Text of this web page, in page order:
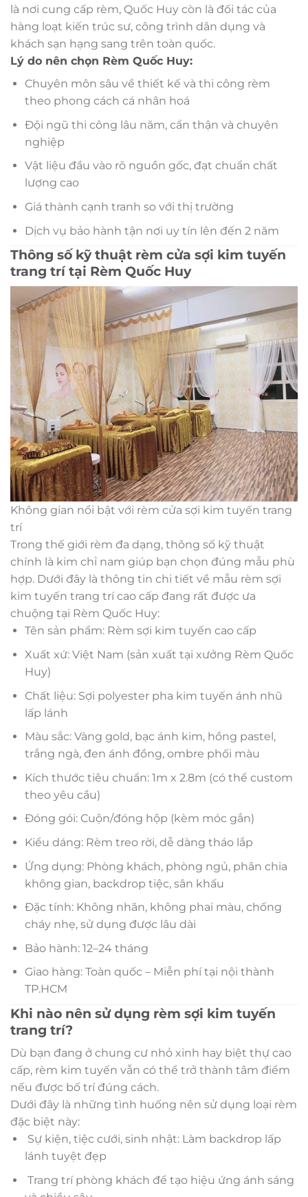
là nơi cung cấp rèm, Quốc Huy còn là đối tác của
hàng loạt kiến trúc sư, công trình dân dụng và
khách sạn hạng sang trên toàn quốc.
Lý do nên chọn Rèm Quốc Huy:
Chuyên môn sâu về thiết kế và thi công rèm
theo phong cách cá nhân hoá
Đội ngũ thi công lâu năm, cẩn thận và chuyên
nghiệp
Vật liệu đầu vào rõ nguồn gốc, đạt chuẩn chất
lượng cao
Giá thành cạnh tranh so với thị trường
Dịch vụ bảo hành tận nơi uy tín lên đến 2 năm
Thông số kỹ thuật rèm cửa sợi kim tuyến
trang trí tại Rèm Quốc Huy
Không gian nổi bật với rèm cửa sợi kim tuyến trang
trí
Trong thế giới rèm đa dạng, thông số kỹ thuật
chính là kim chỉ nam giúp bạn chọn đúng mẫu phù
hợp. Dưới đây là thông tin chi tiết về mẫu rèm sợi
kim tuyến trang trí cao cấp đang rất được ưa
chuộng tại Rèm Quốc Huy:
Tên sản phẩm: Rèm sợi kim tuyến cao cấp
Xuất xứ: Việt Nam (sản xuất tại xưởng Rèm Quốc
Huy)
Chất liệu: Sợi polyester pha kim tuyến ánh nhũ
lấp lánh
Màu sắc: Vàng gold, bạc ánh kim, hồng pastel,
trắng ngà, đen ánh đồng, ombre phối màu
Kích thước tiêu chuẩn: 1m x 2.8m (có thể custom
theo yêu cầu)
Đóng gói: Cuộn/đóng hộp (kèm móc gắn)
Kiểu dáng: Rèm treo rời, dễ dàng tháo lắp
Ứng dụng: Phòng khách, phòng ngủ, phân chia
không gian, backdrop tiệc, sân khấu
Đặc tính: Không nhăn, không phai màu, chống
cháy nhẹ, sử dụng được lâu dài
Bảo hành: 12–24 tháng
Giao hàng: Toàn quốc – Miễn phí tại nội thành
TP.HCM
Khi nào nên sử dụng rèm sợi kim tuyến
trang trí?
Dù bạn đang ở chung cư nhỏ xinh hay biệt thự cao
cấp, rèm kim tuyến vẫn có thể trở thành tâm điểm
nếu được bố trí đúng cách.
Dưới đây là những tình huống nên sử dụng loại rèm
đặc biệt này:
Sự kiện, tiệc cưới, sinh nhật: Làm backdrop lấp
lánh tuyệt đẹp
Trang trí phòng khách để tạo hiệu ứng ánh sáng